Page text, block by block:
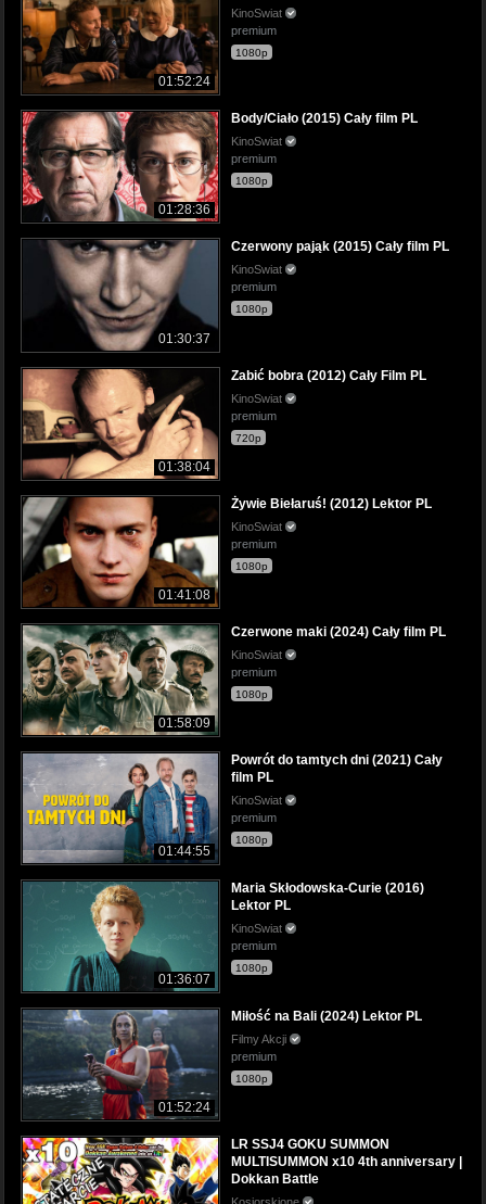
01:52:24
KinoSwiat
premium
1080p
01:28:36
Body/Ciało (2015) Cały film PL
KinoSwiat
premium
1080p
01:30:37
Czerwony pająk (2015) Cały film PL
KinoSwiat
premium
1080p
01:38:04
Zabić bobra (2012) Cały Film PL
KinoSwiat
premium
720p
01:41:08
Żywie Biełaruś! (2012) Lektor PL
KinoSwiat
premium
1080p
01:58:09
Czerwone maki (2024) Cały film PL
KinoSwiat
premium
1080p
01:44:55
Powrót do tamtych dni (2021) Cały
film PL
KinoSwiat
premium
1080p
01:36:07
Maria Skłodowska-Curie (2016)
Lektor PL
KinoSwiat
premium
1080p
01:52:24
Miłość na Bali (2024) Lektor PL
Filmy Akcji
premium
1080p
LR SSJ4 GOKU SUMMON
MULTISUMMON x10 4th anniversary |
Dokkan Battle